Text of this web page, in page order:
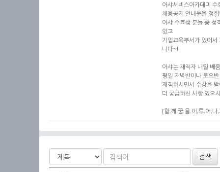
아샤서비스아카데미
채용공지 안내문을 정
아샤 수료생 분들 중 성
있고
기업교육부서가 있어
니다~!
아샤는 재직자 내일 배
평일 저녁반이나 토요
재직하시면서 수강을
더 궁금하신 사항 있
[함.께.꿈.을.이.루.어.나
검색